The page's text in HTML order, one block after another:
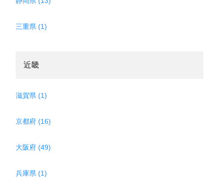
三重県 (1)
近畿
滋賀県 (1)
京都府 (16)
大阪府 (49)
兵庫県 (1)